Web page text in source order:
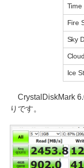
Time
Fire
Sky
Ice
CrystalDiskMark
りです。